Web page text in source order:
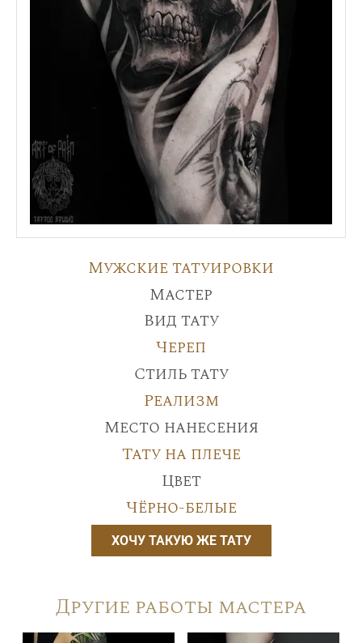
Мужские татуировки
Мастер
Вид тату
Череп
Стиль тату
Реализм
Место нанесения
Тату на плече
Цвет
Чёрно-белые
ХОЧУ ТАКУЮ ЖЕ ТАТУ
Другие работы мастера